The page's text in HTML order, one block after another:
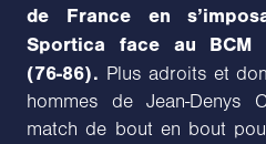
de France en
Sportica face au BCM
(76-86). Plus adroits et
hommes de Jean-Denys
match de bout en bout